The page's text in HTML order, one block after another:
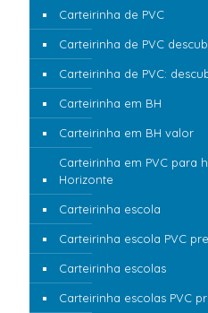
Carteirinha de PVC
Carteirinha de PVC
Carteirinha de PVC:
Carteirinha em BH
Carteirinha em BH valor
Carteirinha em PVC para
Horizonte
Carteirinha escola
Carteirinha escola PVC
Carteirinha escolas
Carteirinha escolas PVC